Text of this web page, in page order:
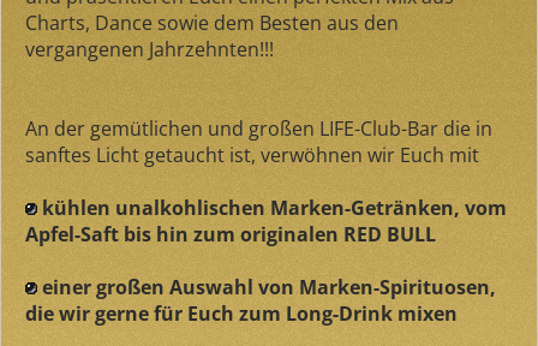
Charts, Dance sowie dem Besten aus den
vergangenen Jahrzehnten!!!
An der gemütlichen und großen LIFE-Club-Bar die in
sanftes Licht getaucht ist, verwöhnen wir Euch mit
kühlen unalkohlischen Marken-Getränken, vom
Apfel-Saft bis hin zum originalen RED BULL
einer großen Auswahl von Marken-Spirituosen,
die wir gerne für Euch zum Long-Drink mixen